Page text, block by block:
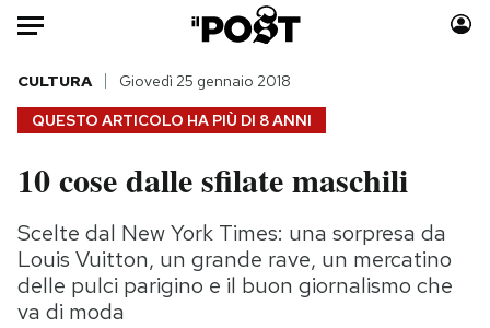
Auto
HOME
Italia
Politica
Tecnologia
Internet
Moda
Consumismi
Storie/Idee
QUESTO ARTICOLO HA PIÙ DI 8 ANNI
CULTURA Giovedì 25 gennaio 2018
10 cose dalle sfilate maschili
Scelte dal New York Times: una sorpresa da
Louis Vuitton, un grande rave, un mercatino
delle pulci parigino e il buon giornalismo che
va di moda